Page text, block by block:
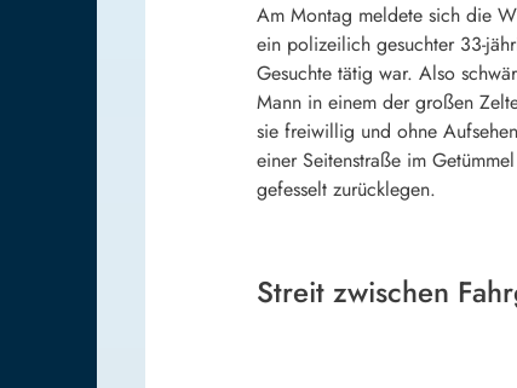
Am Montag meldete sich die
ein polizeilich gesuchter 33-
Gesuchte tätig war. Also
Mann in einem der großen
sie freiwillig und ohne
einer Seitenstraße im
gefesselt zurücklegen.
Streit zwischen